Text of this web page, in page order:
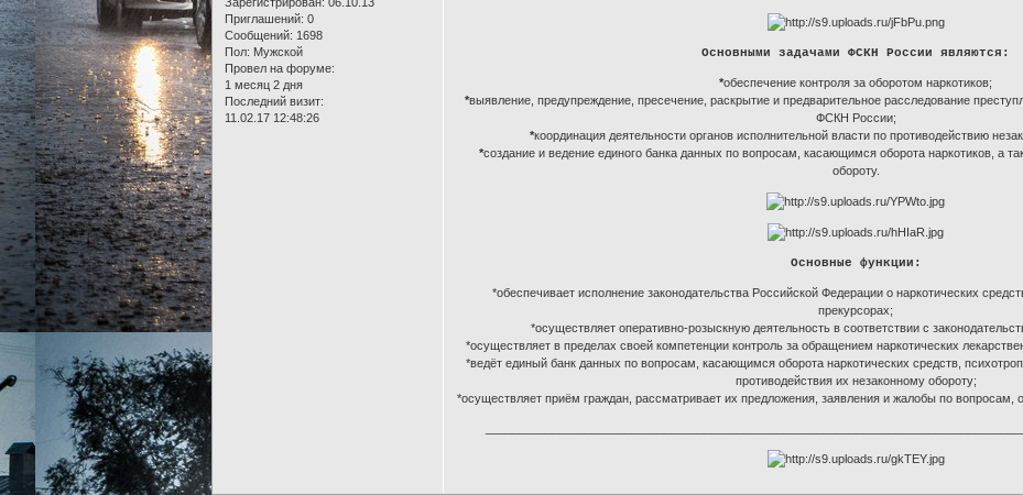
Приглашений: 0
Сообщений: 1698
Пол: Мужской
Провел на форуме:
1 месяц 2 дня
Последний визит:
11.02.17 12:48:26
Основными задачами ФСКН России являются:
*обеспечение контроля за оборотом наркотиков;
*выявление, предупреждение, пресечение, раскрытие и предварительное расследование
ФСКН России;
*координация деятельности органов исполнительной власти по противодействию
*создание и ведение единого банка данных по вопросам, касающимся оборота наркотиков, а
обороту.
Основные функции:
*обеспечивает исполнение законодательства Российской Федерации о наркотических
прекурсорах;
*осуществляет оперативно-розыскную деятельность в соответствии с
*осуществляет в пределах своей компетенции контроль за обращением наркотических
*ведёт единый банк данных по вопросам, касающимся оборота наркотических средств,
противодействия их незаконному обороту;
*осуществляет приём граждан, рассматривает их предложения, заявления и жалобы по вопросам,